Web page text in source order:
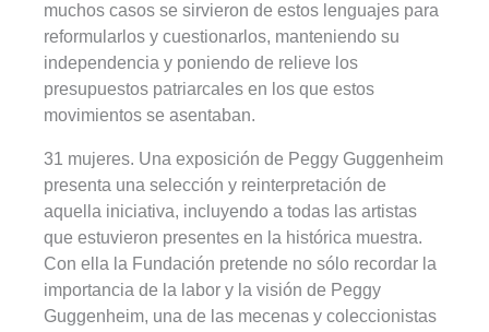
muchos casos se sirvieron de estos lenguajes para
reformularlos y cuestionarlos, manteniendo su
independencia y poniendo de relieve los
presupuestos patriarcales en los que estos
movimientos se asentaban.
31 mujeres. Una exposición de Peggy Guggenheim
presenta una selección y reinterpretación de
aquella iniciativa, incluyendo a todas las artistas
que estuvieron presentes en la histórica muestra.
Con ella la Fundación pretende no sólo recordar la
importancia de la labor y la visión de Peggy
Guggenheim, una de las mecenas y coleccionistas